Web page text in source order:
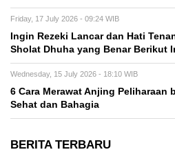
Friday, 17 July 2026 - 09:24 WIB
Ingin Rezeki Lancar dan Hati
Sholat Dhuha yang Benar Berikut
Wednesday, 15 July 2026 - 18:10 WIB
6 Cara Merawat Anjing Peliharaan
Sehat dan Bahagia
BERITA TERBARU